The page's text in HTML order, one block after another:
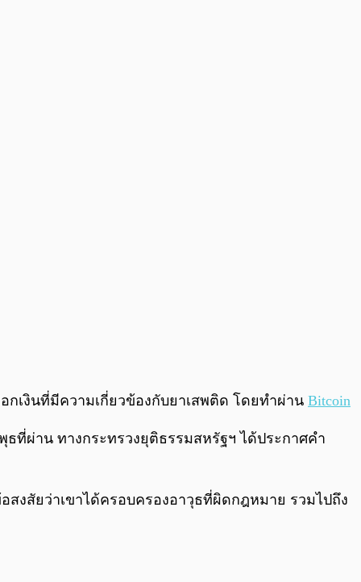
/ 0:00
เงินที่มีความเกี่ยวข้องกับยาเสพติด โดยทำผ่าน Bitcoin
ธที่ผ่าน ทางกระทรวงยุติธรรมสหรัฐฯ ได้ประกาศคำ
สงสัยว่าเขาได้ครอบครองอาวุธที่ผิดกฎหมาย รวมไปถึง